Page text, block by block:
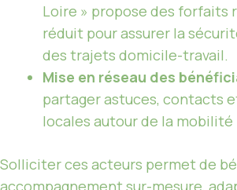
Loire » propose des forfaits
réduit pour assurer la
des trajets domicile-travail.
Mise en réseau des
partager astuces, contacts
locales autour de la
Solliciter ces acteurs permet de
accompagnement sur-mesure,